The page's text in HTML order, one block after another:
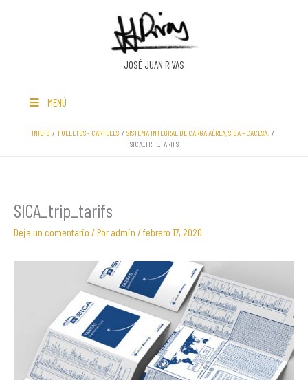
JOSÉ JUAN RIVAS
MENÚ
INICIO FOLLETOS - CARTELES
SISTEMA INTEGRAL DE CARGA AÉREA, SICA – CACESA.
SICA_TRIP_TARIFS
SICA_trip_tarifs
Deja un comentario / Poradmin /febrero 17, 2020